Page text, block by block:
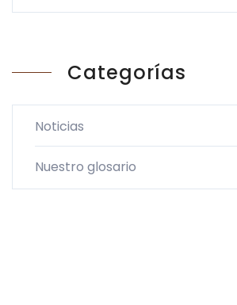
Categorías
Noticias
Nuestro glosario